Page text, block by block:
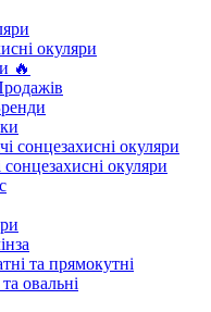
окуляри
🔥
сонцезахисні окуляри
сонцезахисні окуляри
та прямокутні
овальні